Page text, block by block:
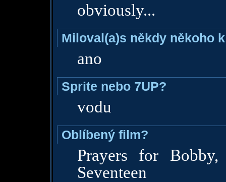
obviously...
Miloval(a)s někdy někoho
ano
Sprite nebo 7UP?
vodu
Oblíbený film?
Prayers for
Seventeen